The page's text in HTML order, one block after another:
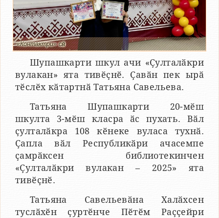
«Контактри» сӑн
Шупашкарти шкул ачи «Ҫулталӑкри
вулакан» ята тивӗҫнӗ. Ҫавӑн пек ырӑ
тӗслӗх кӑтартнӑ Татьяна Савельева.
Татьяна Шупашкарти 20-мӗш
шкулта 3-мӗш класра ӑс пухать. Вӑл
ҫулталӑкра 108 кӗнеке вуласа тухнӑ.
Ҫапла вӑл Республикӑри ачасемпе
ҫамрӑксен библиотекинчен
«Ҫулталӑкри вулакан – 2025» ята
тивӗҫнӗ.
Татьяна Савельевӑна Халӑхсен
туслӑхӗн ҫуртӗнче Пӗтӗм Раҫҫейри